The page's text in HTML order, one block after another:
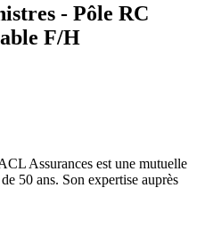
- Pôle RC
F/H
Assurances est une mutuelle
50 ans. Son expertise auprès